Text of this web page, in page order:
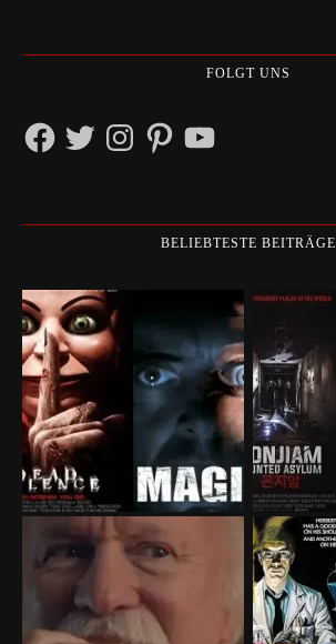
FOLGT UNS
FacebookTwitterInstagramPinterestYouTube
BELIEBTESTE BEITRÄGE